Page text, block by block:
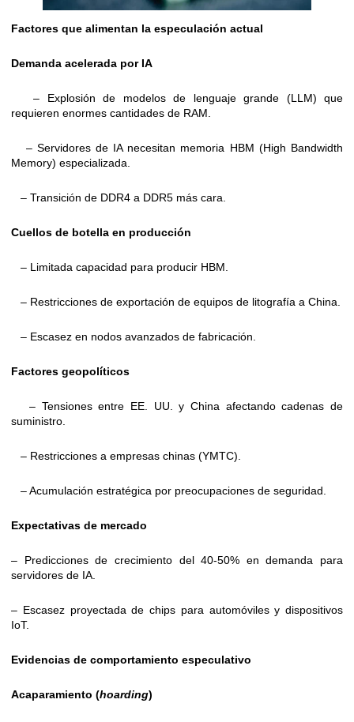
Factores que alimentan la especulación actual
Demanda acelerada por IA
– Explosión de modelos de lenguaje grande (LLM) que
requieren enormes cantidades de RAM.
– Servidores de IA necesitan memoria HBM (High Bandwidth
Memory) especializada.
– Transición de DDR4 a DDR5 más cara.
Cuellos de botella en producción
– Limitada capacidad para producir HBM.
– Restricciones de exportación de equipos de litografía a China.
– Escasez en nodos avanzados de fabricación.
Factores geopolíticos
– Tensiones entre EE. UU. y China afectando cadenas de
suministro.
– Restricciones a empresas chinas (YMTC).
– Acumulación estratégica por preocupaciones de seguridad.
Expectativas de mercado
– Predicciones de crecimiento del 40-50% en demanda para
servidores de IA.
– Escasez proyectada de chips para automóviles y dispositivos
IoT.
Evidencias de comportamiento especulativo
Acaparamiento (hoarding)